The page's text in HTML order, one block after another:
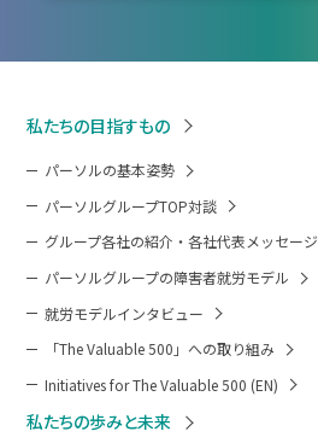
私たちの目指すもの
パーソルの基本姿勢
パーソルグループTOP対談
グループ各社の紹介・各社代表メッセージ
パーソルグループの障害者就労モデル
就労モデルインタビュー
「The Valuable 500」への取り組み
Initiatives for The Valuable 500 (EN)
私たちの歩みと未来